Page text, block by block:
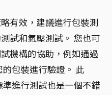
有效，建議進行包裝測
試和氣壓測試。 您也可
機構的協助，例如通過
包裝進行驗證。 此
準進行測試也是一個不錯